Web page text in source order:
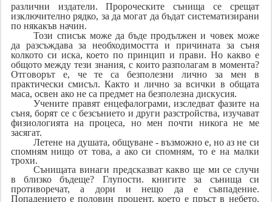
различни издатели. Пророческите сънища се срещат
изключително рядко, за да могат да бъдат систематизирани
по някакъв начин.
Този списък може да бъде продължен и човек може
да разсъждава за необходимостта и причината за съня
колкото си иска, което по принцип и прави. Но какво е
общото между тези знания, с които разполагам в момента?
Отговорът е, че те са безполезни лично за мен в
практически смисъл. Както и лично за всички в общата
маса, освен ако не са предмет на безполезна дискусия.
Учените правят енцефалограми, изследват фазите на
съня, борят се с безсънието и други разстройства, изучават
физиологията на процеса, но мен почти никога не ме
засягат.
Летене на душата, общуване - възможно е, но аз не си
спомням нищо от това, а ако си спомням, то е на малки
трохи.
Сънищата винаги предсказват какво ще ми се случи
в близко бъдеще? Глупости. книгите за сънища си
противоречат, а дори и нещо да е съвпадение.
Попадението е половин процент, което е пръст в небето.